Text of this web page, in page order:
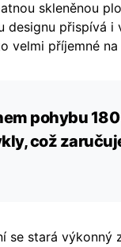
skleněnou
designu přispívá i
velmi příjemné
pohybu
což
se stará výkonný